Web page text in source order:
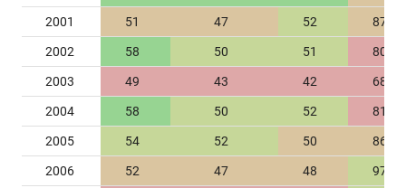
2001 51 47 52 87
2002 58 50 51 80
2003 49 43 42 68
2004 58 50 52 81
2005 54 52 50 86
2006 52 47 48 97